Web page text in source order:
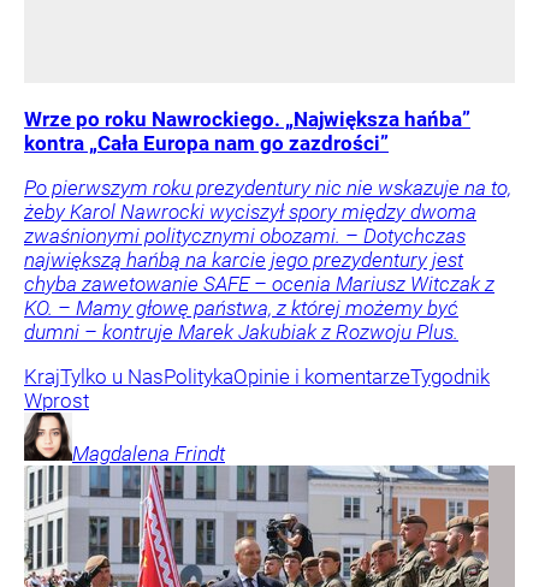
Wrze po roku Nawrockiego. „Największa hańba”
kontra „Cała Europa nam go zazdrości”
Po pierwszym roku prezydentury nic nie wskazuje na to,
żeby Karol Nawrocki wyciszył spory między dwoma
zwaśnionymi politycznymi obozami. – Dotychczas
największą hańbą na karcie jego prezydentury jest
chyba zawetowanie SAFE – ocenia Mariusz Witczak z
KO. – Mamy głowę państwa, z której możemy być
dumni – kontruje Marek Jakubiak z Rozwoju Plus.
KrajTylko u NasPolitykaOpinie i komentarzeTygodnik
Wprost
Magdalena Frindt